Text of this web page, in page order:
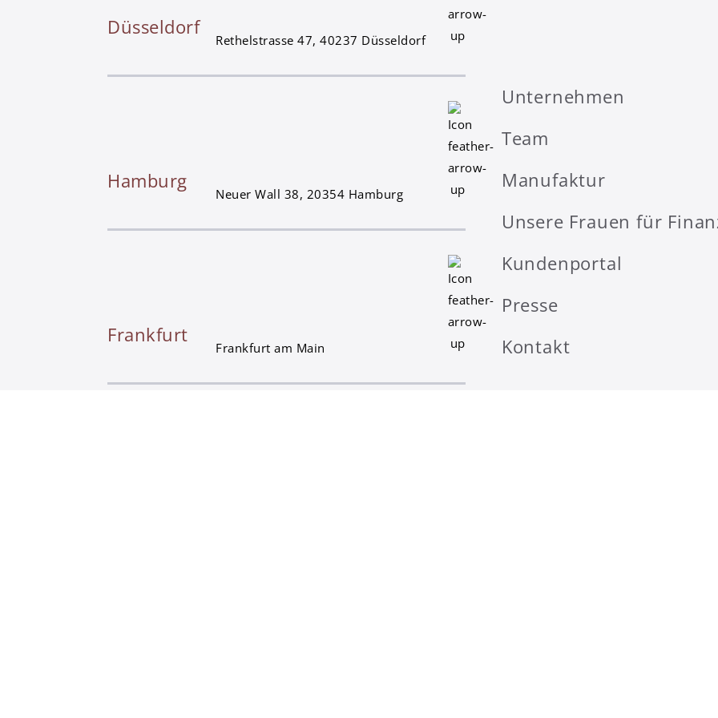
Düsseldorf
Rethelstrasse 47, 40237 Düsseldorf
Hamburg
Neuer Wall 38, 20354 Hamburg
Frankfurt
Frankfurt am Main
Unternehmen
Team
Manufaktur
Unsere Frauen für
Kundenportal
Presse
Kontakt